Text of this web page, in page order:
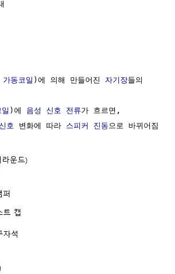
가동코일 )에 의해 만들어진 자기장들의
)에 음성 신호 전류가 흐르면,
호 변화에 따라 스피커 진동 으로 바뀌어짐